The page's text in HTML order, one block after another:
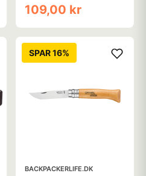
109,00 kr
SPAR 16%
BACKPACKERLIFE.DK